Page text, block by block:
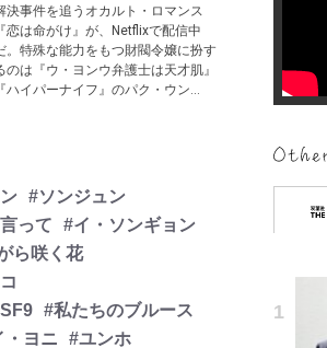
決事件を追うオカルト・ロマンス
『恋は命がけ』が、Netflixで配信中
。特殊な能力をもつ財閥令嬢に扮す
のは『ウ・ヨンウ弁護士は天才肌』
『ハイパーナイフ』のパク・ウン...
#ソンジュン
って
#イ・ソンギョン
ら咲く花
#私たちのブルース
・ヨニ
#ユンホ